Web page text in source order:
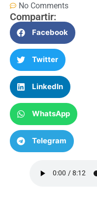
No Comments
Compartir:
Facebook
Twitter
LinkedIn
WhatsApp
Telegram